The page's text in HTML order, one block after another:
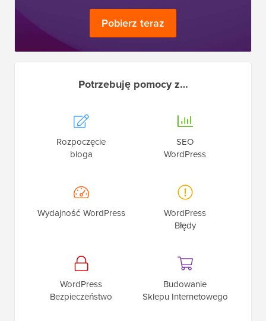
Pobierz teraz
Potrzebuję pomocy z…
Rozpoczęcie
bloga
SEO
WordPress
Wydajność WordPress
WordPress
Błędy
WordPress
Bezpieczeństwo
Budowanie
Sklepu Internetowego